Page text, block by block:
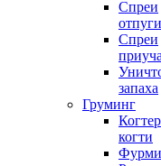
Спреи
Спреи
запаха
Груминг
когти